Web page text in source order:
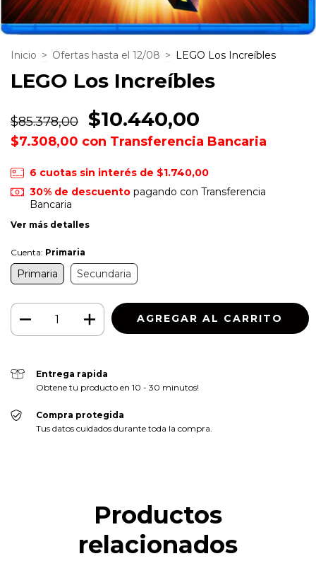
Inicio > Ofertas hasta el 12/08 > LEGO Los Increíbles
LEGO Los Increíbles
$85.378,00 $10.440,00
$7.308,00 con Transferencia Bancaria
6 cuotas sin interés de $1.740,00
30% de descuentopagando con Transferencia
Bancaria
Ver más detalles
Cuenta: Primaria
Primaria Secundaria
Entrega rapida
Obtene tu producto en 10 - 30 minutos!
Compra protegida
Tus datos cuidados durante toda la compra.
Productos
relacionados